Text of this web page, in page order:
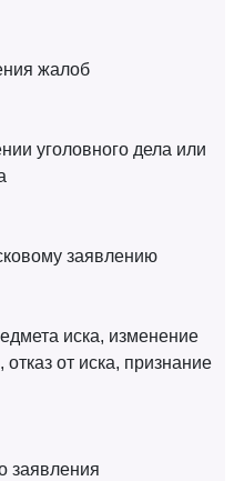
жалоб
уголовного дела или
заявлению
иска, изменение
от иска, признание
заявления